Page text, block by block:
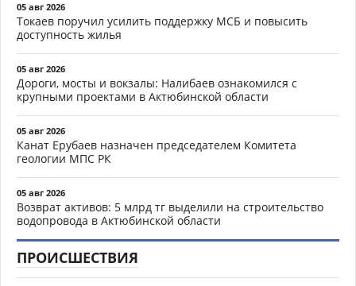
05 авг 2026
Токаев поручил усилить поддержку МСБ и повысить
доступность жилья
05 авг 2026
Дороги, мосты и вокзалы: Налибаев ознакомился с
крупными проектами в Актюбинской области
05 авг 2026
Канат Ерубаев назначен председателем Комитета
геологии МПС РК
05 авг 2026
Возврат активов: 5 млрд тг выделили на строительство
водопровода в Актюбинской области
ПРОИСШЕСТВИЯ